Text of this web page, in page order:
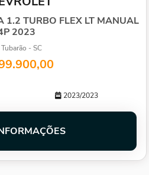
1.2 TURBO FLEX LT MANUAL
2023
Tubarão - SC
2023/2023